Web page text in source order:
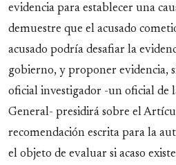
evidencia para establecer una
demuestre que el acusado
acusado podría desafiar la
gobierno, y proponer evidencia,
oficial investigador -un oficial de
General- presidirá sobre el
recomendación escrita para la
el objeto de evaluar si acaso